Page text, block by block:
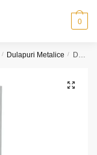
0
/ Dulapuri Metalice / Dulap metalic vestiar – 4 usi
🔍